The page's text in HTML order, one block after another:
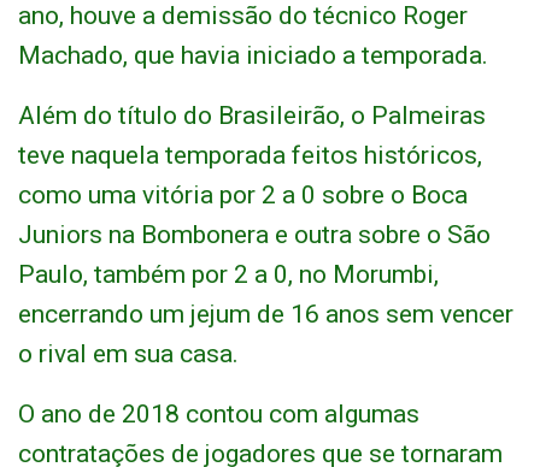
ano, houve a demissão do técnico Roger
Machado, que havia iniciado a temporada.
Além do título do Brasileirão, o Palmeiras
teve naquela temporada feitos históricos,
como uma vitória por 2 a 0 sobre o Boca
Juniors na Bombonera e outra sobre o São
Paulo, também por 2 a 0, no Morumbi,
encerrando um jejum de 16 anos sem vencer
o rival em sua casa.
O ano de 2018 contou com algumas
contratações de jogadores que se tornaram